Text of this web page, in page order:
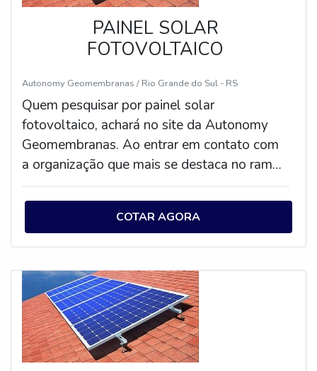
PAINEL SOLAR
FOTOVOLTAICO
Autonomy Geomembranas / Rio Grande do Sul - RS
Quem pesquisar por painel solar
fotovoltaico, achará no site da Autonomy
Geomembranas. Ao entrar em contato com
a organização que mais se destaca no ramo,
o cliente receberá um suporte completo
para sanar eventuais dúvidas sobre o
produto a ser adquirido.ALGUNS
DETALHES SOBRE PAINEL SOLAR
painel solar fotovoltaico em uma empresa
altamente qualificada, chega até a
Autonomy Geomembranas. A companhia
tem em seu catálogo geomembrana de
PEAD e kit de painel solar, oferecendo o
COTAR AGORA